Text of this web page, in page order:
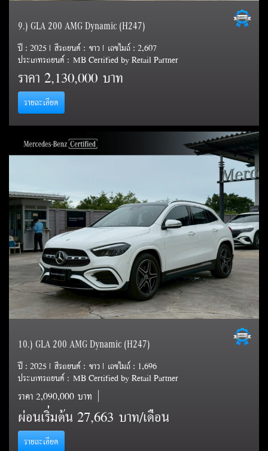
9.) GLA 200 AMG Dynamic (H247)
ปี : 2025 | สีรถยนต์ : ขาว | เลขไมล์ : 2,607
ประเภทรถยนต์ : MB Certified by Retail Partner
ราคา2,130,000 บาท
รายละเอียด
10.) GLA 200 AMG Dynamic (H247)
ปี : 2025 | สีรถยนต์ : ขาว | เลขไมล์ : 1,696
ประเภทรถยนต์ : MB Certified by Retail Partner
ราคา2,090,000 บาท
ผ่อนเริ่มต้น 27,663 บาท/เดือน
รายละเอียด